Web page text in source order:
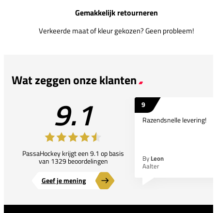
Gemakkelijk retourneren
Verkeerde maat of kleur gekozen? Geen probleem!
Wat zeggen onze klanten
9.1
PassaHockey krijgt een 9.1 op basis
van 1329 beoordelingen
Geef je mening
9
Razendsnelle levering!
By Leon
Aalter